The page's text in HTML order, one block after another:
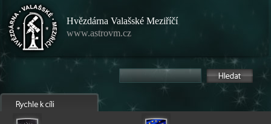
Hvězdárna Valašské Meziříčí
www.astrovm.cz